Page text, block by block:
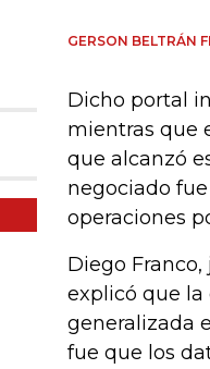
GERSON BELTRÁN
Dicho portal
mientras que
que alcanzó
negociado fue
operaciones
Diego
explicó que
generalizada
fue que los